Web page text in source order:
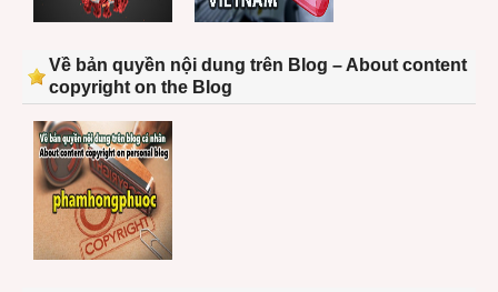
Về bản quyền nội dung trên Blog – About content
copyright on the Blog